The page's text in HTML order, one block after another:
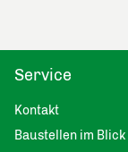
Service
Kontakt
Baustellen im Blick